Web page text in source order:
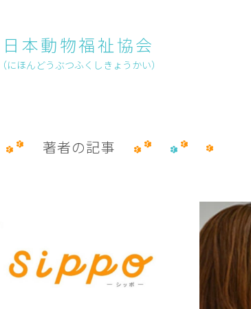
日本動物福祉協会
（にほんどうぶつふくしきょうかい）
著者の記事